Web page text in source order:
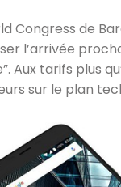
Congress de
l’arrivée
Aux tarifs plus
sur le plan